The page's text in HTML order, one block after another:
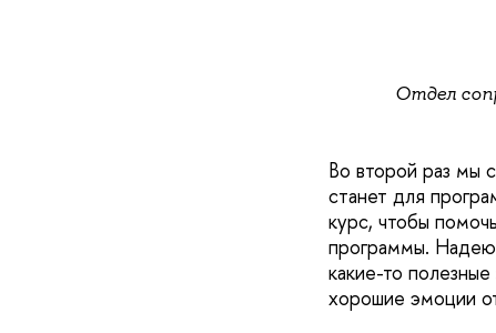
Отдел
Во второй раз мы
станет для
курс, чтобы
программы.
какие-то
хорошие эмоции